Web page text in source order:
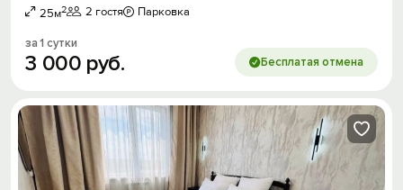
25м2 2 гостя Парковка
за 1 сутки
3 000 руб. Бесплатая отмена